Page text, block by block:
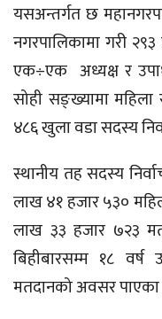
यसअन्तर्गत छ
नगरपालिकामा गरी
एक÷एक अध्यक्ष र
सोही सङ्ख्यामा
४८६ खुला वडा सदस्य
स्थानीय तह सदस्य
लाख ४१ हजार ५३०
लाख ३३ हजार ७२३
बिहीबारसम्म १८
मतदानको अवसर